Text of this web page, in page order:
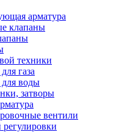
арматура
клапаны
техники
газа
воды
затворы
вентили